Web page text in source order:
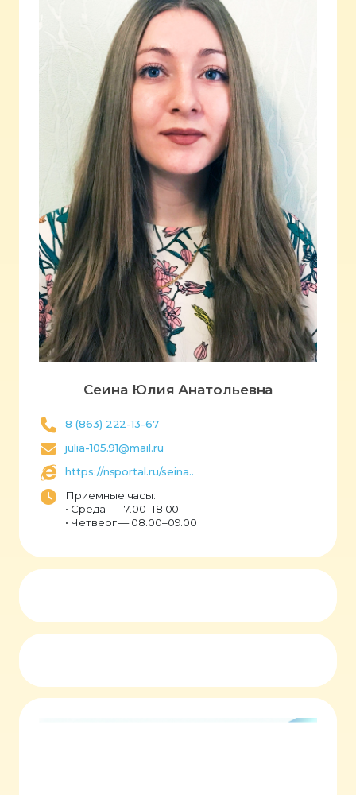
Сеина Юлия Анатольевна
8 (863) 222-13-67
julia-105.91@mail.ru
https://nsportal.ru/seina..
Приемные часы:
• Среда — 17.00–18.00
• Четверг — 08.00–09.00